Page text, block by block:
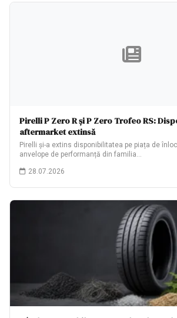
Pirelli P Zero R și P Zero Trofeo RS:
aftermarket extinsă
Pirelli și-a extins disponibilitatea pe piața de
anvelope de performanță din familia…
28.07.2026